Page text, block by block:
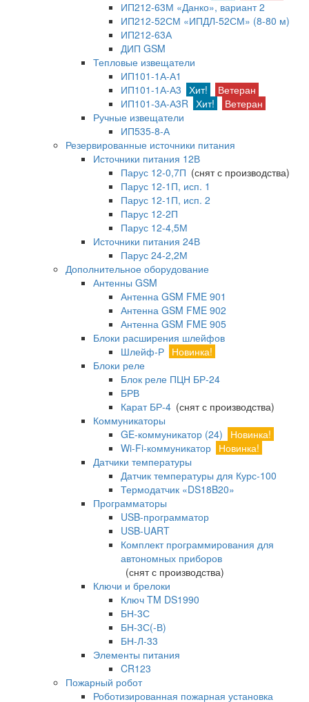
ИП212-63М «Данко», вариант 2
ИП212-52СМ «ИПДЛ-52СМ» (8-80 м)
ИП212-63А
ДИП GSM
Тепловые извещатели
ИП101-1А-А1
ИП101-1А-А3 Хит!
Ветеран
ИП101-3А-А3R Хит!
Ветеран
Ручные извещатели
ИП535-8-А
Резервированные источники питания
Источники питания 12В
Парус 12-0,7П (снят с производства)
Парус 12-1П, исп. 1
Парус 12-1П, исп. 2
Парус 12-2П
Парус 12-4,5М
Источники питания 24В
Парус 24-2,2М
Дополнительное оборудование
Антенны GSM
Антенна GSM FME 901
Антенна GSM FME 902
Антенна GSM FME 905
Блоки расширения шлейфов
Шлейф-Р Новинка!
Блоки реле
Блок реле ПЦН БР-24
БРВ
Карат БР-4 (снят с производства)
Коммуникаторы
GE-коммуникатор (24)
Новинка!
Wi-Fi-коммуникатор Новинка!
Датчики температуры
Датчик температуры для Курс-100
Термодатчик «DS18B20»
Программаторы
USB-программатор
USB-UART
Комплект программирования для
автономных приборов
(снят с производства)
Ключи и брелоки
Ключ TM DS1990
БН-3С
БН-3С(-В)
БН-Л-33
Элементы питания
CR123
Пожарный робот
Роботизированная пожарная установка